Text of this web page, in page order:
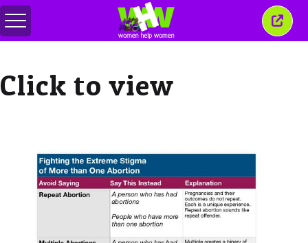
Alternar
menú
esta
Click to view